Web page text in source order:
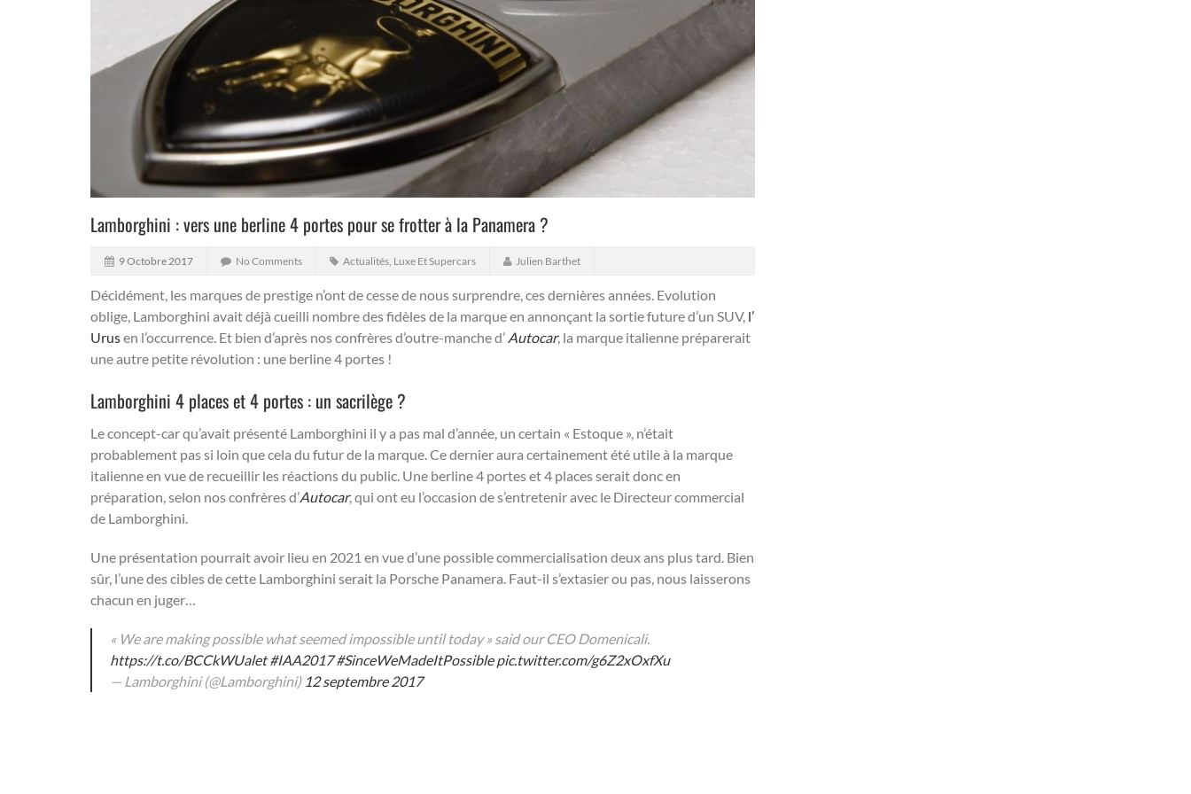
Lamborghini : vers une berline 4 portes pour se frotter à la Panamera ?
9 Octobre 2017 No Comments Actualités, Luxe Et Supercars Julien Barthet
Décidément, les marques de prestige n’ont de cesse de nous surprendre, ces dernières années. Evolution
oblige, Lamborghini avait déjà cueilli nombre des fidèles de la marque en annonçant la sortie future d’un SUV, l’
Urusen l’occurrence. Et bien d’après nos confrères d’outre-manche d’ Autocar, la marque italienne préparerait
une autre petite révolution : une berline 4 portes !
Lamborghini 4 places et 4 portes : un sacrilège ?
Le concept-car qu’avait présenté Lamborghini il y a pas mal d’année, un certain « Estoque », n’était
probablement pas si loin que cela du futur de la marque. Ce dernier aura certainement été utile à la marque
italienne en vue de recueillir les réactions du public. Une berline 4 portes et 4 places serait donc en
préparation, selon nos confrères d’Autocar, qui ont eu l’occasion de s’entretenir avec le Directeur commercial
de Lamborghini.
Une présentation pourrait avoir lieu en 2021 en vue d’une possible commercialisation deux ans plus tard. Bien
sûr, l’une des cibles de cette Lamborghini serait la Porsche Panamera. Faut-il s’extasier ou pas, nous laisserons
chacun en juger…
« We are making possible what seemed impossible until today » said our CEO Domenicali.
https://t.co/BCCkWUalet #IAA2017 #SinceWeMadeItPossible pic.twitter.com/g6Z2xOxfXu
— Lamborghini (@Lamborghini) 12 septembre 2017